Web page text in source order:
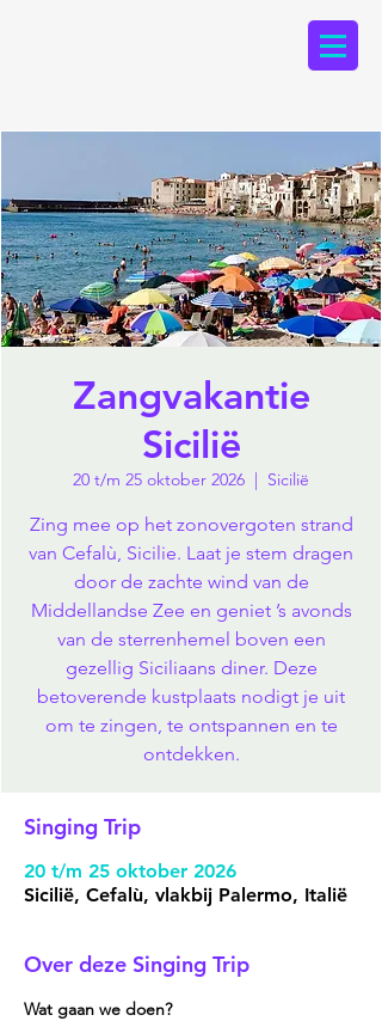
Zangvakantie
Sicilië
20 t/m 25 oktober 2026
  |
Sicilië
Zing mee op het zonovergoten strand
van Cefalù, Sicilie. Laat je stem dragen
door de zachte wind van de
Middellandse Zee en geniet ’s avonds
van de sterrenhemel boven een
gezellig Siciliaans diner. Deze
betoverende kustplaats nodigt je uit
om te zingen, te ontspannen en te
ontdekken.
Singing Trip
20 t/m 25 oktober 2026
Sicilië, Cefalù, vlakbij Palermo, Italië
Over deze Singing Trip
Wat gaan we doen?